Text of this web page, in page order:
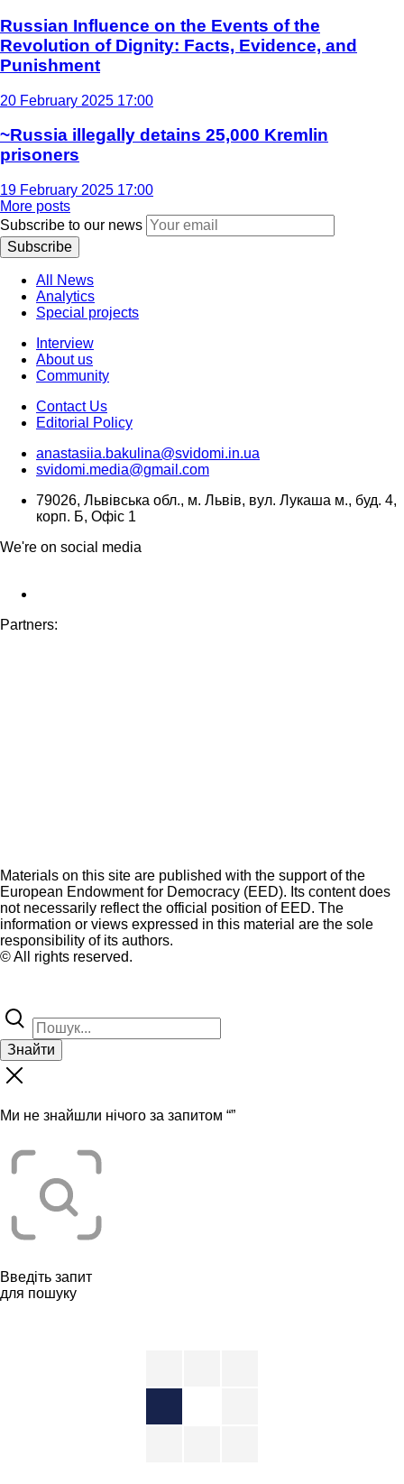
Russian Influence on the Events of the
Revolution of Dignity: Facts, Evidence, and
Punishment
20 February 2025 17:00
~Russia illegally detains 25,000 Kremlin
prisoners
19 February 2025 17:00
More posts
Subscribe to our news
Subscribe
All News
Analytics
Special projects
Interview
About us
Community
Contact Us
Editorial Policy
anastasiia.bakulina@svidomi.in.ua
svidomi.media@gmail.com
79026, Львівська обл., м. Львів, вул. Лукаша м., буд. 4,
корп. Б, Офіс 1
We're on social media
Partners:
Materials on this site are published with the support of the
European Endowment for Democracy (EED). Its content does
not necessarily reflect the official position of EED. The
information or views expressed in this material are the sole
responsibility of its authors.
© All rights reserved.
Знайти
Ми не знайшли нічого за запитом “”
Введіть запит
для пошуку